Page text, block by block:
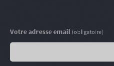
Votre adresse email (obligatoire)